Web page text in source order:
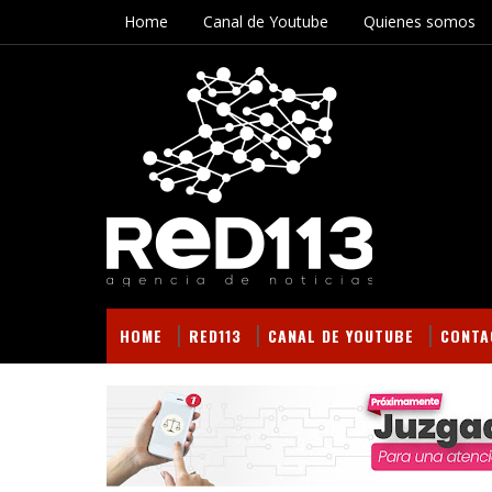
Home Canal de Youtube Quienes somos
HOME RED113 CANAL DE YOUTUBE